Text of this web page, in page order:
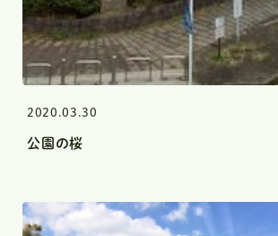
2020.03.30
公園の桜